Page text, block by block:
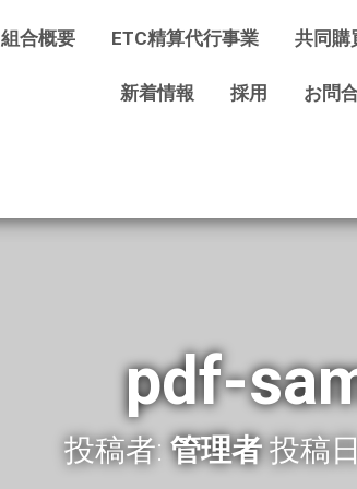
組合概要 ETC精算代行事業 共同購
新着情報 採用 お問
pdf-
投稿者:管理者投稿